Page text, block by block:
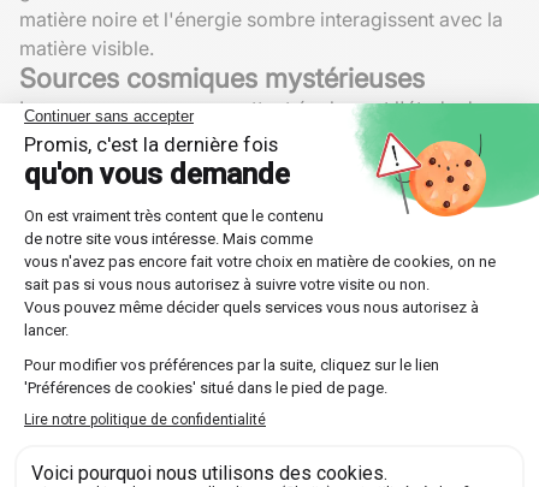
matière noire et l'énergie sombre interagissent avec la
matière visible.
Sources cosmiques mystérieuses
Les rayons gamma permettent également l'étude des
sources galactiques gamma. Ces objets célestes
intrigants produisent des flux élevés de protéines de
haute énergie qui défient souvent notre compréhension
actuelle de l'astrophysique. Investiguer ces sources
pourrait mener à des découvertes révolutionnaires sur
la nature de l'univers lui-même.
Certains candidats potentiels incluent des pulsars, qui
sont des étoiles à neutrons très magnétisées, et des
AGN (noyaux actifs de galaxies), où des trous noirs
gigantesques émettent des jets puissants de particules
relativistes.